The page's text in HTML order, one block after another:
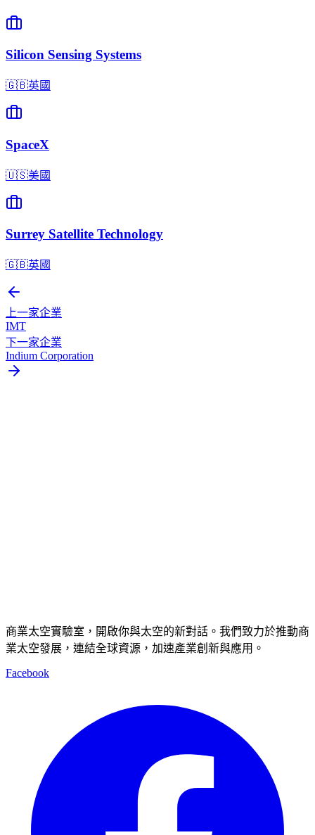
Silicon Sensing Systems
🇬🇧英國
SpaceX
🇺🇸美國
Surrey Satellite Technology
🇬🇧英國
上一家企業
IMT
下一家企業
Indium Corporation
商業太空實驗室，開啟你與太空的新對話。我們致力於推動商
業太空發展，連結全球資源，加速產業創新與應用。
Facebook